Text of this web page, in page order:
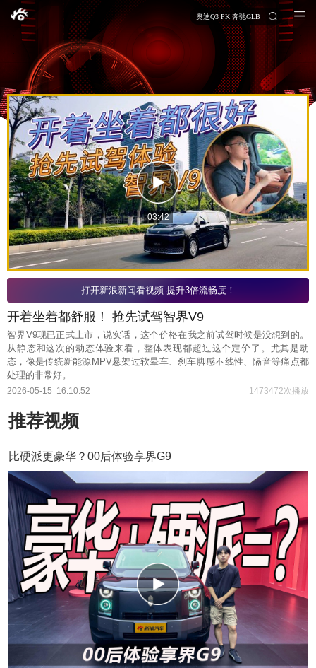
奥迪Q3 PK 奔驰GLB
03:42
打开新浪新闻看视频 提升3倍流畅度！
开着坐着都舒服！ 抢先试驾智界V9
智界V9现已正式上市，说实话，这个价格在我之前试驾时候是没想到的。
从静态和这次的动态体验来看，整体表现都超过这个定价了。尤其是动
态，像是传统新能源MPV悬架过软晕车、刹车脚感不线性、隔音等痛点都
处理的非常好。
2026-05-15 16:10:52 1473472次播放
推荐视频
比硬派更豪华？00后体验享界G9